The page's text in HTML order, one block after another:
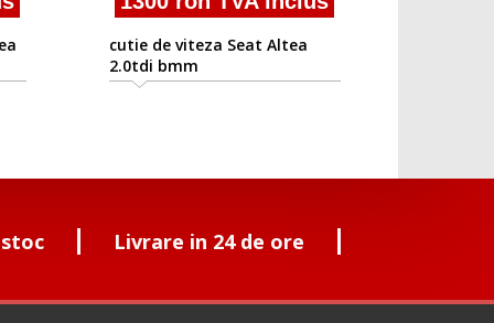
cutie de viteza Seat Altea
2.0tdi bmm
Livrare in 24 de ore